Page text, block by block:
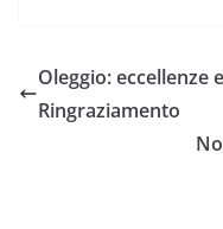
Oleggio:
Ringraziamento